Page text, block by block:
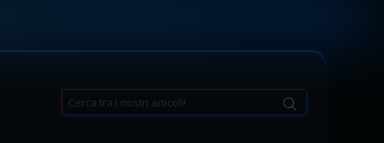
Search
for: